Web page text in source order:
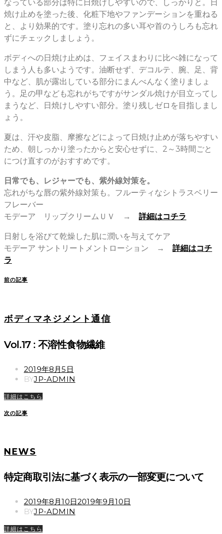
なっている部分は特に日焼けしやすいので、しっかりと。日
焼け止めを塗った後、化粧下地やファンデーションを重ねる
と、より効果的です。塗り忘れの多い耳や首のうしろも忘れ
ずにチェックしましょう。
ボディへの日焼け止めは、フェイスまわりに比べ雑になって
しまう人も多いようです。油断せず、デコルテ、腕、足、背
中など、肌が露出している部分にまんべんなく塗りましょ
う。足の甲なども忘れがちですがサンダル焼けが目立ってし
まうなど、日焼けしやすい部分。塗り残しゼロを目指しまし
ょう。
夏は、汗や皮脂、摩擦などによって日焼け止めが落ちやすい
ため、朝しっかり塗ったからと安心せずに、2～3時間ごと
につけ直すのがおすすめです。
日常でも、レジャーでも、紫外線対策を。
忘れがちな唇の紫外線対策も。フルーティなシトラスベリー
フレーバー
モデーア リップクリームＵＶ → 詳細はコチラ
日射しを浴びて乾燥した肌に潤いを与えてケア
モデーア サントリートメントローション → 詳細はコチ
ラ
前の記事
ボディマネジメント通信
Vol.17 : 不溶性食物繊維
POSTED
ON
2019年8月5日
BYJP-ADMIN
詳細はこちら
次の記事
NEWS
特定商取引法に基づく表示の一部変更について
POSTED
ON
2019年8月10日2019年9月10日
BYJP-ADMIN
詳細はこちら